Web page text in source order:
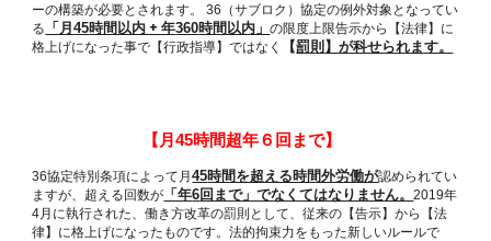
ーの構築が必要とされます。36 （サブロク ）協定の例外対象となってい
る 「月45時間以内 + 年360時間以内」の限度上限告示から 【法律】 に
格上げになった事で 【行政指導】ではなく 【罰則】が科せられます。
【月45時間超年６ 回まで】
36協定特別条項によって月45時間を超える時間外労働が認められてい
ますが、超える回数が 「年6回まで」でなくてはなりません。2019年
4月に執行された、働き方改革の罰則として、従来の【告示】から【法
律】に格上げになったものです。法的拘束力をもった新しいルールで